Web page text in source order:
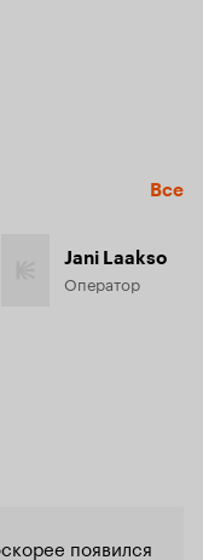
Все
Jani Laakso
Оператор
появился